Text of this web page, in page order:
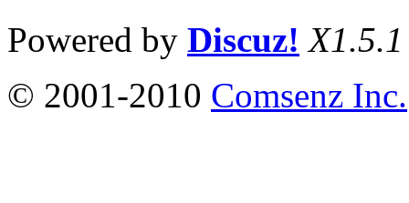
Powered by Discuz! X1.5.1
© 2001-2010 Comsenz Inc.